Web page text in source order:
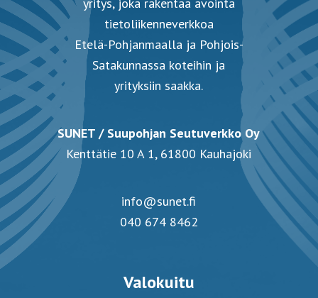
tietoliikenneverkkoa
Etelä-Pohjanmaalla ja Pohjois-
Satakunnassa koteihin ja
yrityksiin saakka.
SUNET / Suupohjan Seutuverkko Oy
Kenttätie 10 A 1, 61800 Kauhajoki
info@sunet.fi
040 674 8462
Valokuitu